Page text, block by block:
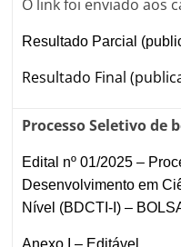
O link foi enviado aos
Resultado Parcial
Resultado Final
Processo Seletivo de
Edital nº 01/2025 –
Desenvolvimento em
Nível (BDCTI-I) –
Anexo I – Editável